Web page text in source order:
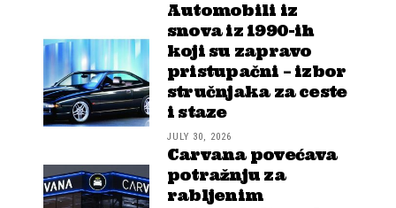
Automobili iz
snova iz 1990-ih
koji su zapravo
pristupačni – izbor
stručnjaka za ceste
i staze
JULY 30, 2026
Carvana povećava
potražnju za
rabljenim